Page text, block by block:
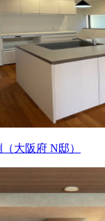
大阪府 N邸）